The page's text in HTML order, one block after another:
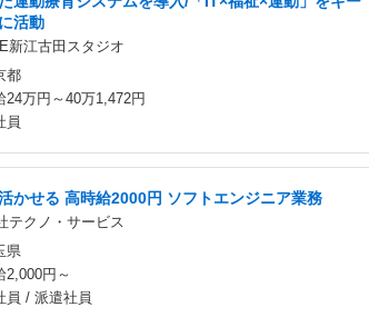
活動
新江古田スタジオ
都
24万円～40万1,472円
員
かせる 高時給2000円 ソフトエンジニア業務
テクノ・サービス
県
2,000円～
員 / 派遣社員